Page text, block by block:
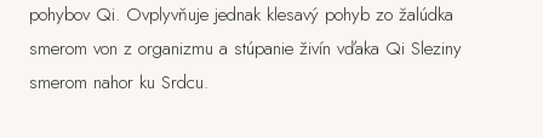
pohybov Qi. Ovplyvňuje jednak klesavý pohyb zo žalúdka
smerom von z organizmu a stúpanie živín vďaka Qi Sleziny
smerom nahor ku Srdcu.